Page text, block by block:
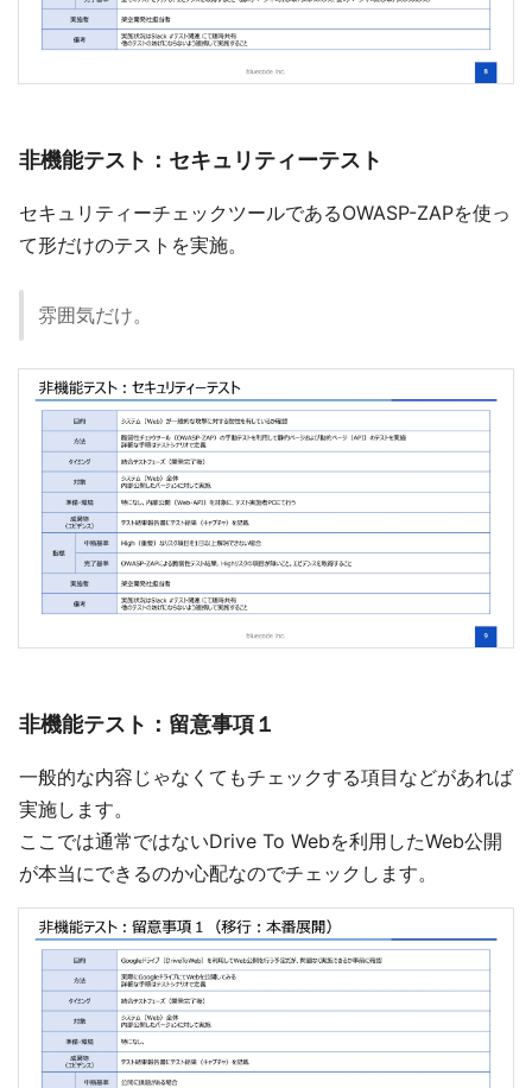
非機能テスト：セキュリティーテスト
セキュリティーチェックツールであるOWASP-ZAPを使っ
て形だけのテストを実施。
雰囲気だけ。
非機能テスト：留意事項１
一般的な内容じゃなくてもチェックする項目などがあれば
実施します。
ここでは通常ではないDrive To Webを利用したWeb公開
が本当にできるのか心配なのでチェックします。